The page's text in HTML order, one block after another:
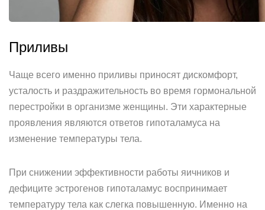
Приливы
Чаще всего именно приливы приносят дискомфорт,
усталость и раздражительность во время гормональной
перестройки в организме женщины. Эти характерные
проявления являются ответов гипоталамуса на
изменение температуры тела.
При снижении эффективности работы яичников и
дефиците эстрогенов гипоталамус воспринимает
температуру тела как слегка повышенную. Именно на